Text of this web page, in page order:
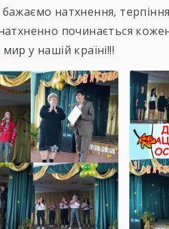
натхнення,
натхненно починається
у нашій країні!!!